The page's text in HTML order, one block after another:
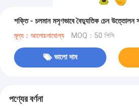
শক্তি - চলমান মসৃণভাবে বৈদ্যুতিক চেন উত্তোলন
মূল্য：আলোচনাযোগ্য MOQ：50 পিসি
ভালো দাম
পণ্যের বর্ণনা